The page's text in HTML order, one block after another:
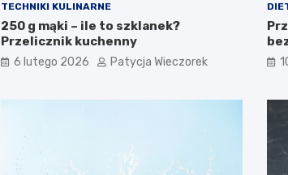
TECHNIKI KULINARNE
250 g mąki – ile to szklanek?
Przelicznik kuchenny
6 lutego 2026 Patycja Wieczorek